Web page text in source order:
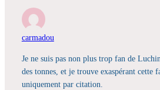
carmadou
Je ne suis pas non plus trop fan de
des tonnes, et je trouve exaspérant cette
uniquement par citation.